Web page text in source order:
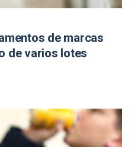
de marcas
de varios lotes